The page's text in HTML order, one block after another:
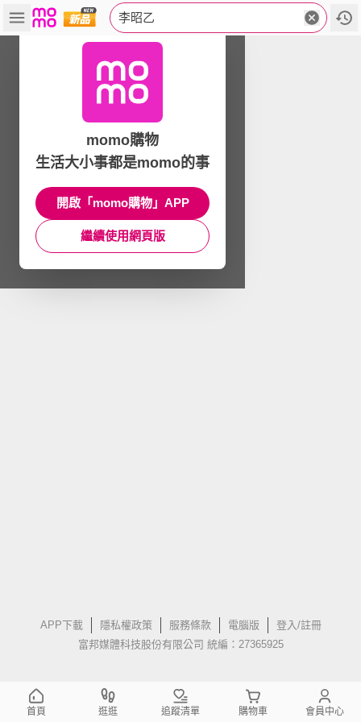
李昭乙
APP下載 隱私權政策 服務條款 電腦版
登入/註冊
富邦媒體科技股份有限公司 統編：27365925
momo購物
生活大小事都是momo的事
開啟「momo購物」APP
繼續使用網頁版
首頁 逛逛 追蹤清單 購物車 會員中心